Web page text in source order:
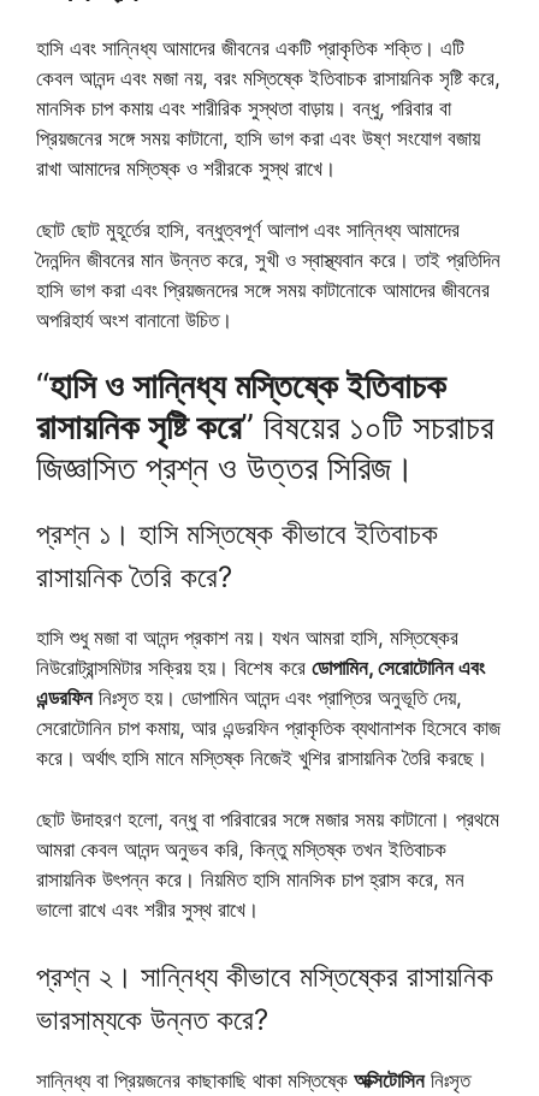
হাসি এবং সান্নিধ্য আমাদের জীবনের একটি প্রাকৃতিক শক্তি। এটি
কেবল আনন্দ এবং মজা নয়, বরং মস্তিষ্কে ইতিবাচক রাসায়নিক সৃষ্টি করে,
মানসিক চাপ কমায় এবং শারীরিক সুস্থতা বাড়ায়। বন্ধু, পরিবার বা
প্রিয়জনের সঙ্গে সময় কাটানো, হাসি ভাগ করা এবং উষ্ণ সংযোগ বজায়
রাখা আমাদের মস্তিষ্ক ও শরীরকে সুস্থ রাখে।
ছোট ছোট মুহূর্তের হাসি, বন্ধুত্বপূর্ণ আলাপ এবং সান্নিধ্য আমাদের
দৈনন্দিন জীবনের মান উন্নত করে, সুখী ও স্বাস্থ্যবান করে। তাই প্রতিদিন
হাসি ভাগ করা এবং প্রিয়জনদের সঙ্গে সময় কাটানোকে আমাদের জীবনের
অপরিহার্য অংশ বানানো উচিত।
“হাসি ও সান্নিধ্য মস্তিষ্কে ইতিবাচক
রাসায়নিক সৃষ্টি করে” বিষয়ের ১০টি সচরাচর
জিজ্ঞাসিত প্রশ্ন ও উত্তর সিরিজ।
প্রশ্ন ১। হাসি মস্তিষ্কে কীভাবে ইতিবাচক
রাসায়নিক তৈরি করে?
হাসি শুধু মজা বা আনন্দ প্রকাশ নয়। যখন আমরা হাসি, মস্তিষ্কের
নিউরোট্রান্সমিটার সক্রিয় হয়। বিশেষ করে ডোপামিন, সেরোটোনিন এবং
এন্ডরফিননিঃসৃত হয়। ডোপামিন আনন্দ এবং প্রাপ্তির অনুভূতি দেয়,
সেরোটোনিন চাপ কমায়, আর এন্ডরফিন প্রাকৃতিক ব্যথানাশক হিসেবে কাজ
করে। অর্থাৎ হাসি মানে মস্তিষ্ক নিজেই খুশির রাসায়নিক তৈরি করছে।
ছোট উদাহরণ হলো, বন্ধু বা পরিবারের সঙ্গে মজার সময় কাটানো। প্রথমে
আমরা কেবল আনন্দ অনুভব করি, কিন্তু মস্তিষ্ক তখন ইতিবাচক
রাসায়নিক উৎপন্ন করে। নিয়মিত হাসি মানসিক চাপ হ্রাস করে, মন
ভালো রাখে এবং শরীর সুস্থ রাখে।
প্রশ্ন ২। সান্নিধ্য কীভাবে মস্তিষ্কের রাসায়নিক
ভারসাম্যকে উন্নত করে?
সান্নিধ্য বা প্রিয়জনের কাছাকাছি থাকা মস্তিষ্কে অক্সিটোসিননিঃসৃত